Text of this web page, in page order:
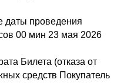
даты проведения
00 мин 23 мая 2026
Билета (отказа от
средств Покупатель